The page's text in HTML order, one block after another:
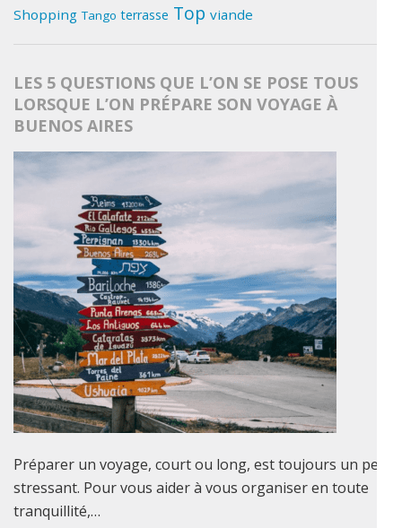
Shopping Tango terrasse Top viande
LES 5 QUESTIONS QUE L’ON SE POSE TOUS
LORSQUE L’ON PRÉPARE SON VOYAGE À
BUENOS AIRES
Préparer un voyage, court ou long, est toujours un peu
stressant. Pour vous aider à vous organiser en toute
tranquillité,…